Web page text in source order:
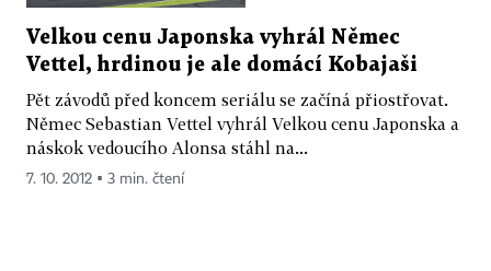
Velkou cenu Japonska vyhrál Němec
Vettel, hrdinou je ale domácí Kobajaši
Pět závodů před koncem seriálu se začíná přiostřovat.
Němec Sebastian Vettel vyhrál Velkou cenu Japonska a
náskok vedoucího Alonsa stáhl na...
7. 10. 2012 ▪ 3 min. čtení